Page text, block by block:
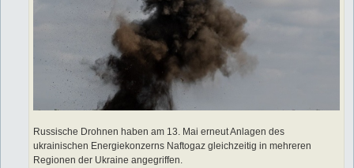
Russische Drohnen haben am 13. Mai erneut Anlagen des
ukrainischen Energiekonzerns Naftogaz gleichzeitig in mehreren
Regionen der Ukraine angegriffen.